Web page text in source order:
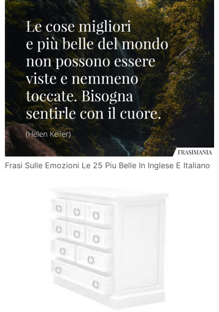
Frasi Sulle Emozioni Le 25 Piu Belle In Inglese E Italiano